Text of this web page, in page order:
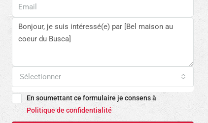
Sélectionner
En soumettant ce formulaire je consens à
Politique de confidentialité